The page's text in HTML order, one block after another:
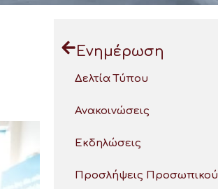
Ενημέρωση
Δελτία Τύπου
Ανακοινώσεις
Εκδηλώσεις
Προσλήψεις Προσωπικού